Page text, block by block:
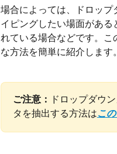
場合によっては、ドロッ
イピングしたい場面があ
れている場合などです。
な方法を簡単に紹介します。
ご注意： ドロップダウ
タを抽出する方法はこ